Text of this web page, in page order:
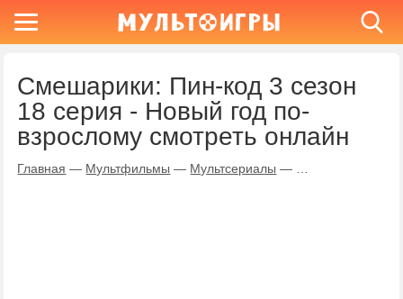
Смешарики: Пин-код 3 сезон
18 серия - Новый год по-
взрослому смотреть онлайн
Главная — Мультфильмы — Мультсериалы —